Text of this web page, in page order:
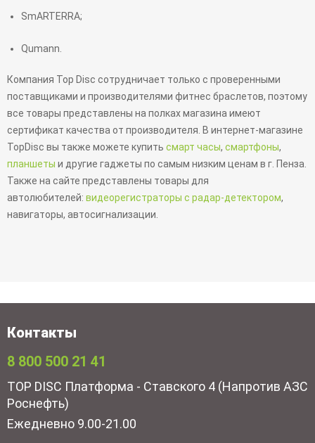
SmARTERRA;
Qumann.
Компания Top Disc сотрудничает только с проверенными
поставщиками и производителями фитнес браслетов, поэтому
все товары представлены на полках магазина имеют
сертификат качества от производителя. В интернет-магазине
TopDisc вы также можете купить смарт часы, смартфоны,
планшеты и другие гаджеты по самым низким ценам в г. Пенза.
Также на сайте представлены товары для
автолюбителей: видеорегистраторы с радар-детектором,
навигаторы, автосигнализации.
Контакты
8 800 500 21 41
TOP DISC Платформа - Ставского 4 (Напротив АЗС
Роснефть)
Ежедневно 9.00-21.00